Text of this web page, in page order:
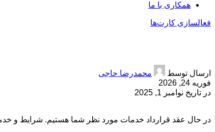
همکاری با ما
فعالسازی کارت‌ها
ارسال توسط
محمدرضا حاجی
فوریه 24, 2026
در تاریخ نوامبر 1, 2025
در حال عقد قرارداد خدمات مورد نظر شما هستیم. شرایط و